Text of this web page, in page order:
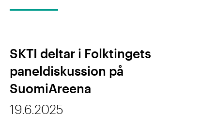
r
k
u
l
i
n
g
i
u
n
p
å
i
SKTI deltar i Folktingets
paneldiskussion på
SuomiAreena
19.6.2025